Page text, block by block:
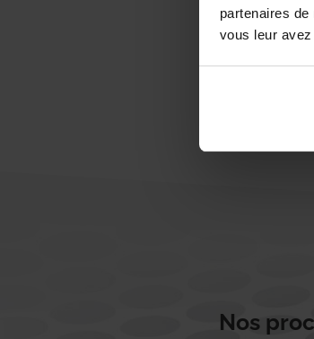
partenaires
vous leur
Nos